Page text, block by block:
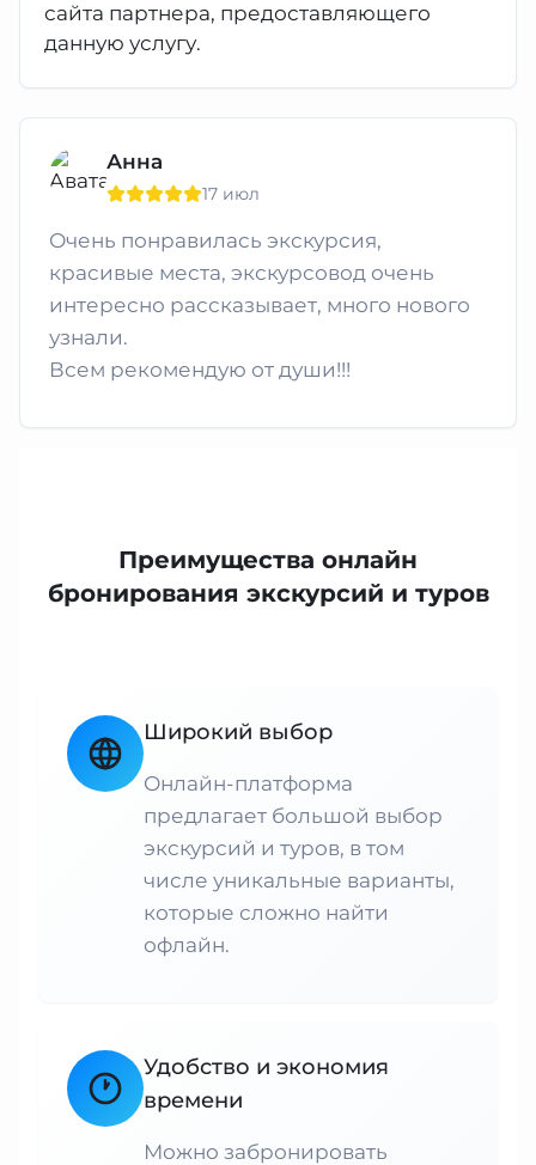
сайта партнера, предоставляющего
данную услугу.
Анна
17 июл
Очень понравилась экскурсия,
красивые места, экскурсовод очень
интересно рассказывает, много нового
узнали.
Всем рекомендую от души!!!
Преимущества онлайн
бронирования экскурсий и туров
Широкий выбор
Онлайн-платформа
предлагает большой выбор
экскурсий и туров, в том
числе уникальные варианты,
которые сложно найти
офлайн.
Удобство и экономия
времени
Можно забронировать